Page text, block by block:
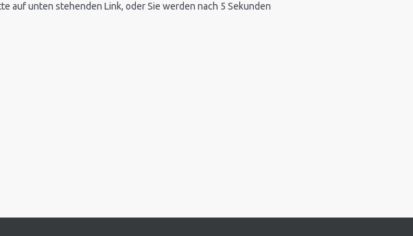
auf unten stehenden Link, oder Sie werden nach 5 Sekunden